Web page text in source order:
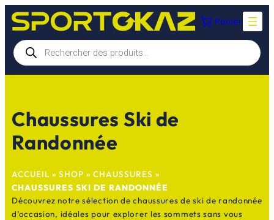
Aller
au
contenu
Panier
Recherche
de
produits
Chaussures Ski de
Randonnée
ACCUEIL » SHOP » CHAUSSURES »
CHAUSSURES SKI DE RANDONNÉE
Découvrez notre sélection de chaussures de ski de randonnée
d’occasion, idéales pour explorer les sommets sans vous